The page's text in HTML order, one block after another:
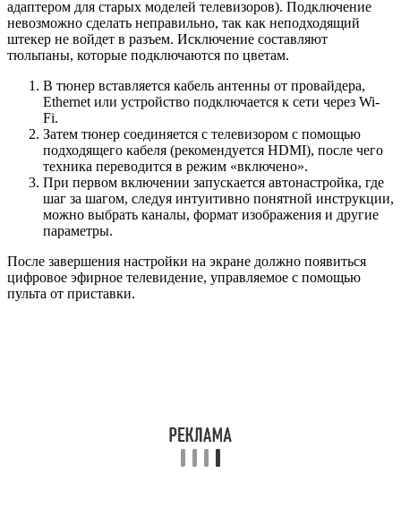
адаптером для старых моделей телевизоров). Подключение
невозможно сделать неправильно, так как неподходящий
штекер не войдет в разъем. Исключение составляют
тюльпаны, которые подключаются по цветам.
В тюнер вставляется кабель антенны от провайдера,
Ethernet или устройство подключается к сети через Wi-
Fi.
Затем тюнер соединяется с телевизором с помощью
подходящего кабеля (рекомендуется HDMI), после чего
техника переводится в режим «включено».
При первом включении запускается автонастройка, где
шаг за шагом, следуя интуитивно понятной инструкции,
можно выбрать каналы, формат изображения и другие
параметры.
После завершения настройки на экране должно появиться
цифровое эфирное телевидение, управляемое с помощью
пульта от приставки.